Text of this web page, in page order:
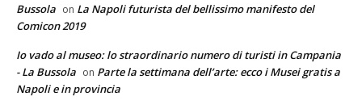
Bussola on La Napoli futurista del bellissimo manifesto del
Comicon 2019
Io vado al museo: lo straordinario numero di turisti in Campania
- La Bussola on Parte la settimana dell’arte: ecco i Musei gratis a
Napoli e in provincia